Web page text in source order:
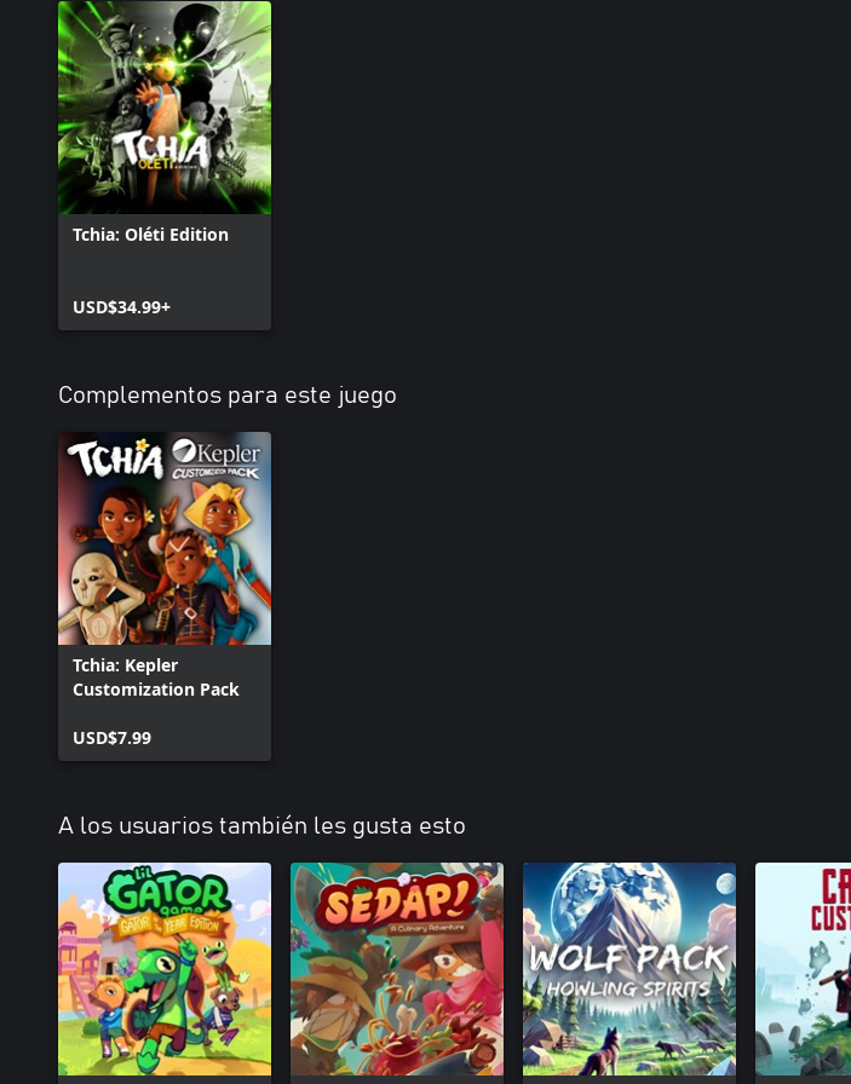
Tchia: Oléti Edition
USD$34.99+
Complementos para este juego
Tchia: Kepler
Customization Pack
USD$7.99
A los usuarios también les gusta esto